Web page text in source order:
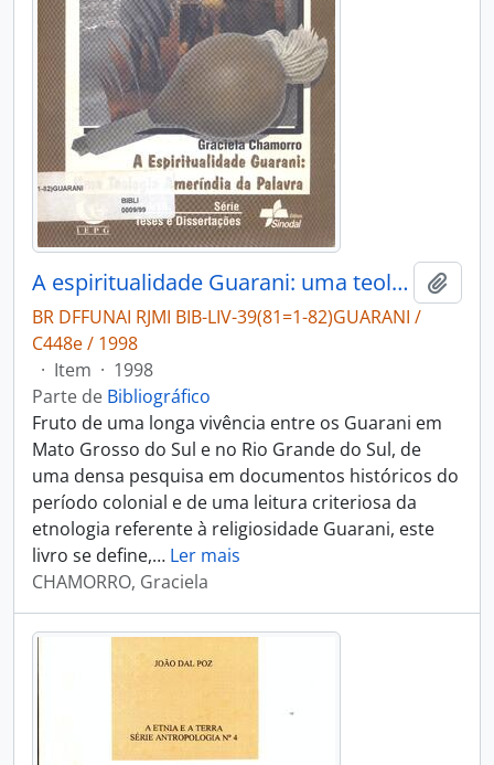
A espiritualidade Guarani: uma teologia ameríndia da palavra.
BR DFFUNAI RJMI BIB-LIV-39(81=1-82)GUARANI /
C448e / 1998
· Item · 1998
Parte de Bibliográfico
Fruto de uma longa vivência entre os Guarani em
Mato Grosso do Sul e no Rio Grande do Sul, de
uma densa pesquisa em documentos históricos do
período colonial e de uma leitura criteriosa da
etnologia referente à religiosidade Guarani, este
livro se define,… Ler mais
CHAMORRO, Graciela